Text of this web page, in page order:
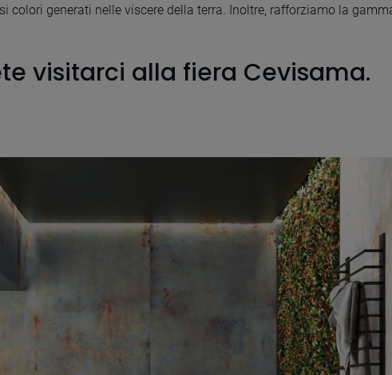
colori generati nelle viscere della terra. Inoltre, rafforziamo la
visitarci alla fiera Cevisama.